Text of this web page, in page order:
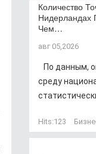
Количество
Нидерландах
Чем…
авг 05,2026
По данным,
среду
Hits:123